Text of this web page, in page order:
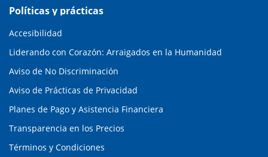
Políticas y prácticas
Accesibilidad
Liderando con Corazón: Arraigados en la Humanidad
Aviso de No Discriminación
Aviso de Prácticas de Privacidad
Planes de Pago y Asistencia Financiera
Transparencia en los Precios
Términos y Condiciones